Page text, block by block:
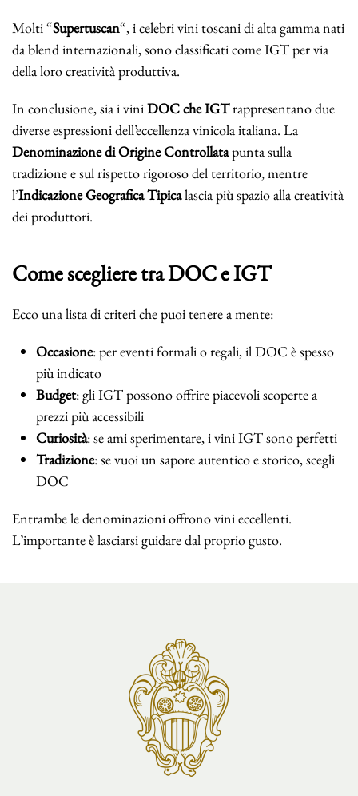
Molti “Supertuscan“, i celebri vini toscani di alta gamma nati
da blend internazionali, sono classificati come IGT per via
della loro creatività produttiva.
In conclusione, sia i viniDOC che IGTrappresentano due
diverse espressioni dell’eccellenza vinicola italiana. La
Denominazione di Origine Controllatapunta sulla
tradizione e sul rispetto rigoroso del territorio, mentre
l’Indicazione Geografica Tipicalascia più spazio alla creatività
dei produttori.
Come scegliere tra DOC e IGT
Ecco una lista di criteri che puoi tenere a mente:
Occasione: per eventi formali o regali, il DOC è spesso
più indicato
Budget: gli IGT possono offrire piacevoli scoperte a
prezzi più accessibili
Curiosità: se ami sperimentare, i vini IGT sono perfetti
Tradizione: se vuoi un sapore autentico e storico, scegli
DOC
Entrambe le denominazioni offrono vini eccellenti.
L’importante è lasciarsi guidare dal proprio gusto.